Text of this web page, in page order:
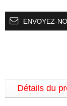
ENVOYEZ-
Détails du